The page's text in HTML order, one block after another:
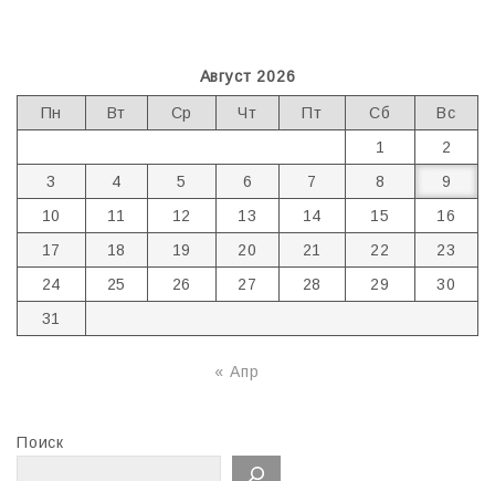
Август 2026
Пн Вт Ср Чт Пт Сб
Вс
1
2
3
4 5 6 7 8
9
10
11 12 13 14 15
16
17
18 19 20 21 22
23
24
25 26 27 28 29
30
31
« Апр
Поиск